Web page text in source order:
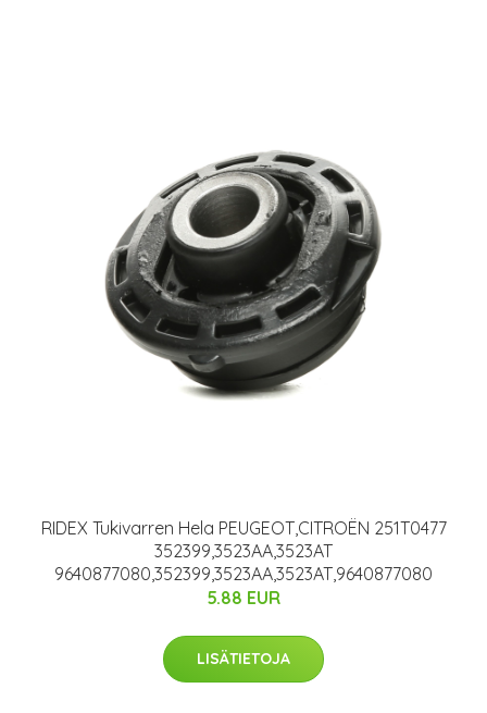
RIDEX Tukivarren Hela PEUGEOT,CITROËN 251T0477
352399,3523AA,3523AT
9640877080,352399,3523AA,3523AT,9640877080
5.88 EUR
LISÄTIETOJA